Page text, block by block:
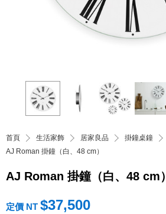
首頁 生活家飾 居家良品
掛鐘桌鐘
AJ Roman 掛鐘（白、48 cm）
AJ Roman 掛鐘（白、48 cm）
定價 NT $37,500